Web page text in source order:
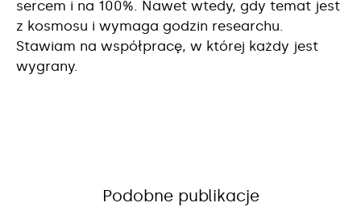
sercem i na 100%. Nawet wtedy, gdy temat jest
z kosmosu i wymaga godzin researchu.
Stawiam na współpracę, w której każdy jest
wygrany.
Podobne publikacje